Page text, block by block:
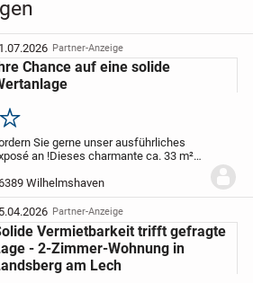
Partner-Anzeige
Ihre Chance auf eine solide
Merken
Sie gerne unser ausführliches
an !Dieses charmante ca. 33 m²
Wiesenhof vereint Komfort,
und eine ausgezeichnete
Wilhelmshaven
Partner-Anzeige
Vermietbarkeit trifft gefragte
- 2-Zimmer-Wohnung in
am Lech